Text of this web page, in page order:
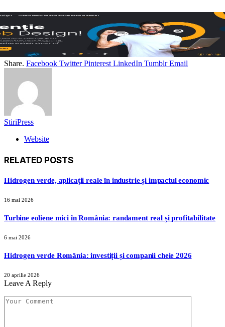
Share. Facebook Twitter Pinterest LinkedIn Tumblr Email
StiriPress
Website
RELATED POSTS
Hidrogen verde, aplicații reale în industrie și impactul economic
16 mai 2026
Turbine eoliene mici în România: randament real și profitabilitate
6 mai 2026
Hidrogen verde România: investiții și companii cheie 2026
20 aprilie 2026
Leave A Reply